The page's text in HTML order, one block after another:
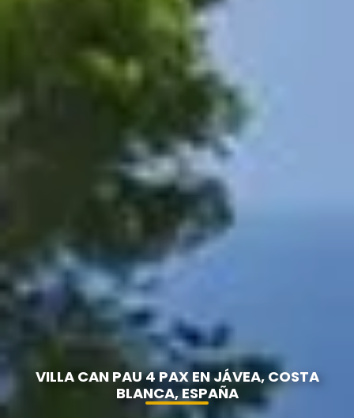
VILLA CAN PAU 4 PAX EN JÁVEA, COSTA
BLANCA, ESPAÑA